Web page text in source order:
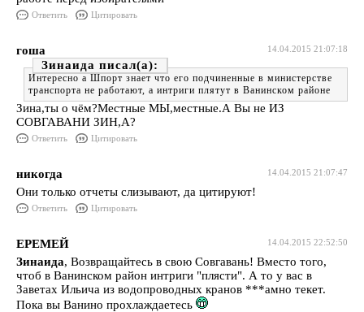
Ответить Цитировать
14.04.2015 21:07:18
гоша
Зинаида
Интересно а Шпорт знает что его подчиненные в министерстве
транспорта не работают, а интриги плятут в Ванинском районе
Зина,ты о чём?Местные МЫ,местные.А Вы не ИЗ
СОВГАВАНИ ЗИН,А?
Ответить Цитировать
14.04.2015 21:07:47
никогда
Они только отчеты слизывают, да цитируют!
Ответить Цитировать
14.04.2015 22:52:50
ЕРЕМЕЙ
Зинаида, Возвращайтесь в свою Совгавань! Вместо того,
чтоб в Ванинском район интриги "плясти". А то у вас в
Заветах Ильича из водопроводных кранов ***амно текет.
Пока вы Ванино прохлаждаетесь